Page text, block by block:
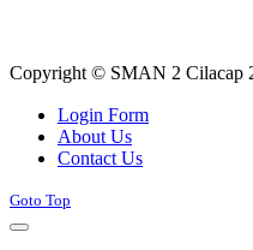
Copyright © SMAN 2 Cilacap
Login Form
About Us
Contact Us
Goto Top